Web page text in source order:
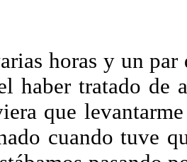
horas y un
haber tratado de
que
cuando tuve